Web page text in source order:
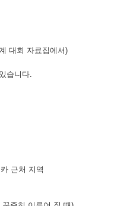
대회 자료집에서)
습니다.
근처 지역